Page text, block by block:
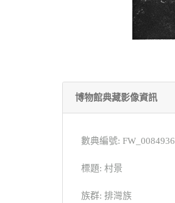
博物館典藏影像資訊
數典編號: FW_0084936
標題: 村景
族群: 排灣族